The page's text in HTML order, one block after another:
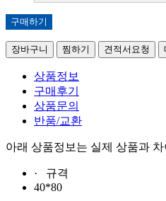
구매하기
장바구니 찜하기 견적서요청
상품정보
구매후기
상품문의
반품/교환
아래 상품정보는 실제 상품과
· 규격
40*80